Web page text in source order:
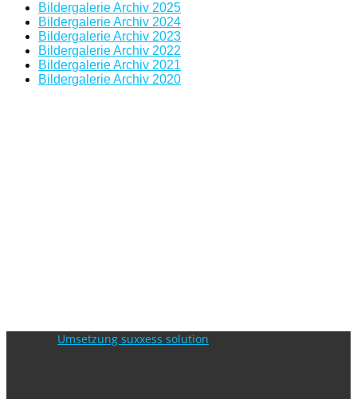
Bildergalerie Archiv 2025
Bildergalerie Archiv 2024
Bildergalerie Archiv 2023
Bildergalerie Archiv 2022
Bildergalerie Archiv 2021
Bildergalerie Archiv 2020
Umsetzung suxxess solution